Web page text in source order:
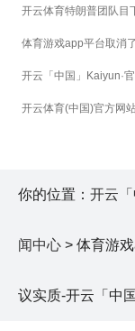
开云体育特朗普团队目
你的位置： 开云
闻中心 > 体育游
议实质-开云「中